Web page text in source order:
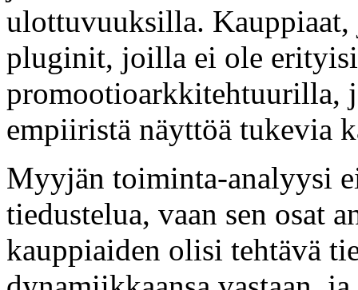
ulottuvuuksilla. Kauppiaat,
pluginit, joilla ei ole
promootioarkkitehtuurilla,
empiiristä näyttöä tukevia
Myyjän toiminta-analyysi
tiedustelua, vaan sen osat
kauppiaiden olisi tehtävä